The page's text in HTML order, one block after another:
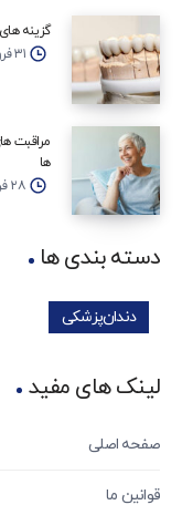
گزینه‌ های
۳۱ فروردین, ۱۴۰۴
مراقبت‌
ها
۲۸ فروردین, ۱۴۰۴
دسته بندی ها
دندان‌پزشکی
لینک های مفید
صفحه اصلی
قوانین ما